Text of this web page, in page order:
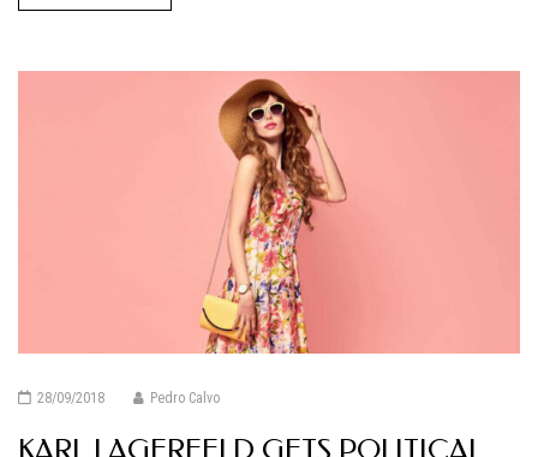
28/09/2018 Pedro Calvo
KARL LAGERFELD GETS POLITICAL